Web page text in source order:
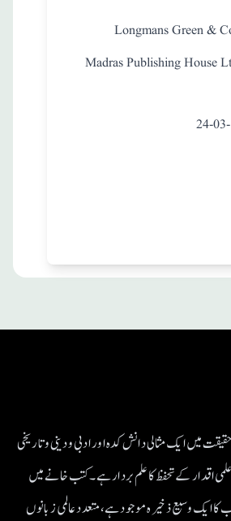
Longmans Green &
Madras Publishing House
24-
میں ایک مثالی دانش کدہ اور ادبی ودینی و تاریخی
اقدار کے تحفظ کا علم بردار ہے۔کتب خانے میں
کا ایک وسیع ذخیرہ موجود ہے، متعدد عالمی زبانوں